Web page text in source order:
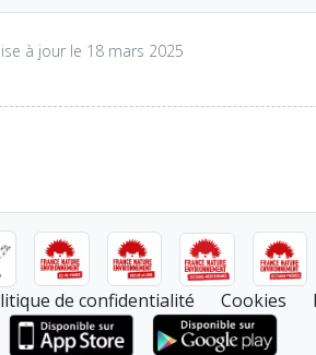
à jour le 18 mars 2025
de confidentialité Cookies